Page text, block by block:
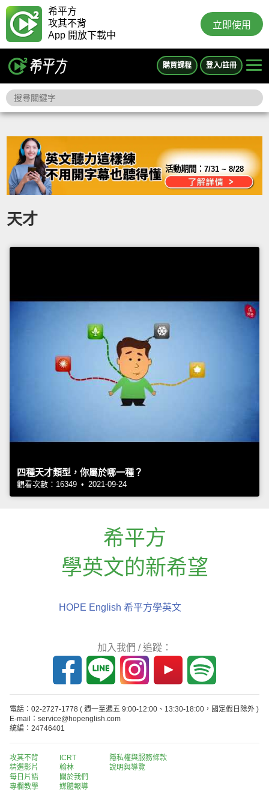
希平方
攻其不背
App 開放下載中
立即使用
購買課程 登入/註冊
活動期間：7/31 ~ 8/28
天才
四種天才類型，你屬於哪一種？
觀看次數：16349 • 2021-09-24
希平方
學英文的新希望
HOPE English 希平方學英文
加入我們 / 追蹤：
電話：02-2727-1778 ( 週一至週五 9:00-12:00、13:30-18:00，國定假日除外 )
E-mail：service@hopenglish.com
統編：24746401
攻其不背
精選影片
每日片語
專欄教學
ICRT
翰林
關於我們
媒體報導
隱私權與服務條款
說明與導覽